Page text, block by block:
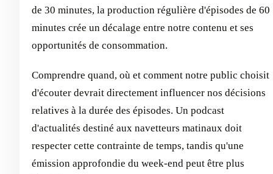
de 30 minutes, la production régulière d'épisodes de 60
minutes crée un décalage entre notre contenu et ses
opportunités de consommation.
Comprendre quand, où et comment notre public choisit
d'écouter devrait directement influencer nos décisions
relatives à la durée des épisodes. Un podcast
d'actualités destiné aux navetteurs matinaux doit
respecter cette contrainte de temps, tandis qu'une
émission approfondie du week-end peut être plus